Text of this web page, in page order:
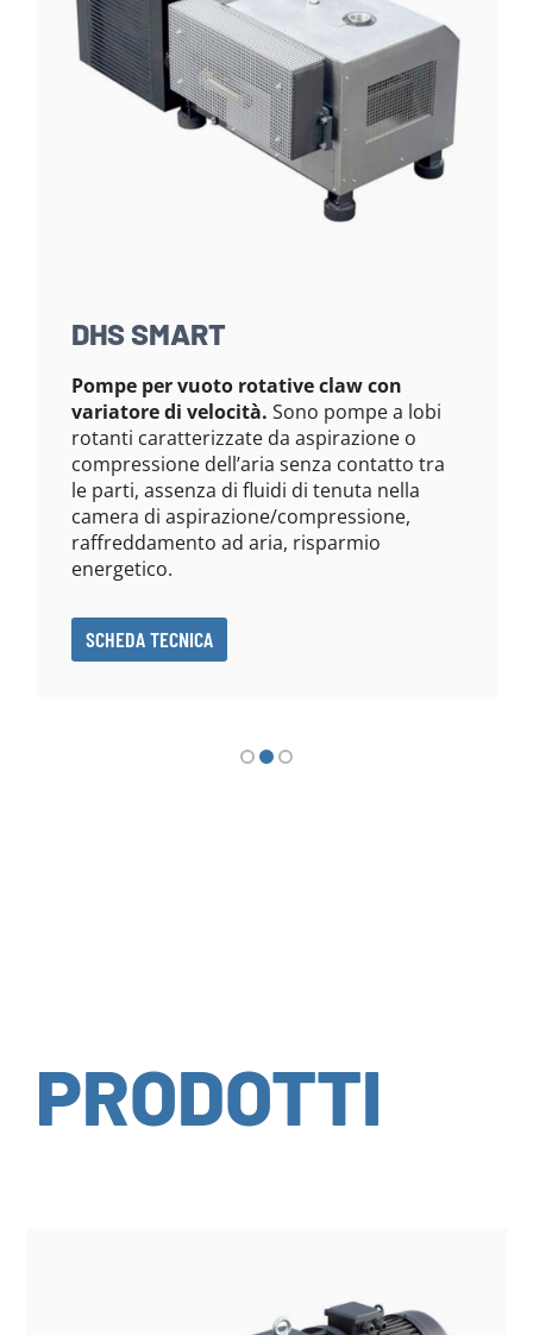
DHS SMART
Pompe per vuoto rotative claw con
variatore di velocità. Sono pompe a lobi
rotanti caratterizzate da aspirazione o
compressione dell’aria senza contatto tra
le parti, assenza di fluidi di tenuta nella
camera di aspirazione/compressione,
raffreddamento ad aria, risparmio
energetico.
SCHEDA TECNICA
PRODOTTI